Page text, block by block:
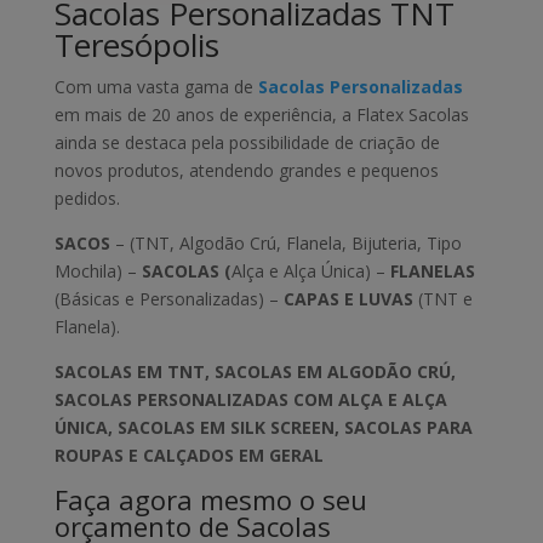
Sacolas Personalizadas TNT
Teresópolis
Com uma vasta gama de Sacolas Personalizadas
em mais de 20 anos de experiência, a Flatex Sacolas
ainda se destaca pela possibilidade de criação de
novos produtos, atendendo grandes e pequenos
pedidos.
SACOS – (TNT, Algodão Crú, Flanela, Bijuteria, Tipo
Mochila) – SACOLAS (Alça e Alça Única) – FLANELAS
(Básicas e Personalizadas) – CAPAS E LUVAS (TNT e
Flanela).
SACOLAS EM TNT, SACOLAS EM ALGODÃO CRÚ,
SACOLAS PERSONALIZADAS COM ALÇA E ALÇA
ÚNICA, SACOLAS EM SILK SCREEN, SACOLAS PARA
ROUPAS E CALÇADOS EM GERAL
Faça agora mesmo o seu
orçamento de Sacolas